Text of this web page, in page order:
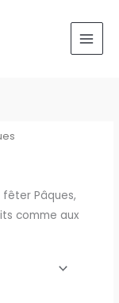
Pâques,
comme aux